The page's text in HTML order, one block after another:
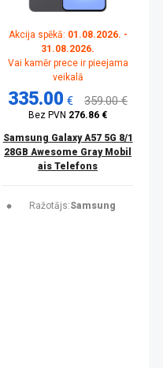
Akcija spēkā: 01.08.2026. -
31.08.2026.
Vai kamēr prece ir pieejama
veikalā
335.00 € 359.00 €
Bez PVN 276.86 €
Samsung Galaxy A57 5G 8/1
28GB Awesome Gray Mobil
ais Telefons
Ražotājs:Samsung